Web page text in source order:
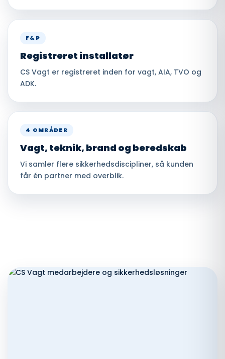
F&P
Registreret installatør
CS Vagt er registreret inden for vagt, AIA, TVO og
ADK.
4 OMRÅDER
Vagt, teknik, brand og beredskab
Vi samler flere sikkerhedsdiscipliner, så kunden
får én partner med overblik.